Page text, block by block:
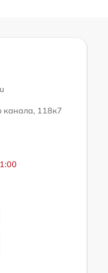
канала, 118к7